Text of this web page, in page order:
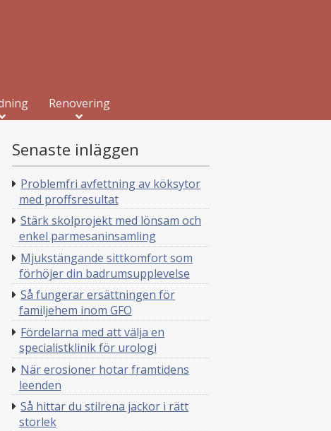
Renovering
Senaste inläggen
Problemfri avfettning av köksytor
med proffsresultat
Stärk skolprojekt med lönsam och
enkel parmesaninsamling
Mjukstängande sittkomfort som
förhöjer din badrumsupplevelse
Så fungerar ersättningen för
familjehem inom GFO
Fördelarna med att välja en
specialistklinik för urologi
När erosioner hotar framtidens
leenden
Så hittar du stilrena jackor i rätt
storlek